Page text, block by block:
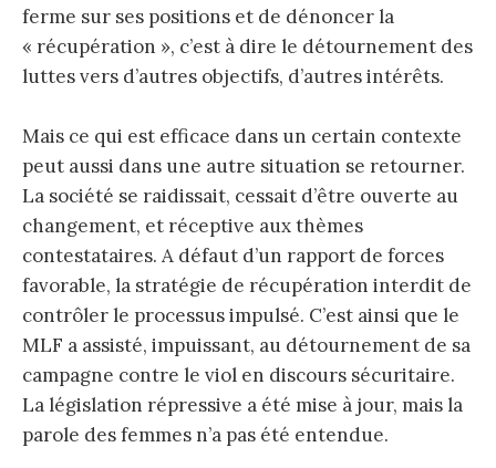
ferme sur ses positions et de dénoncer la
« récupération », c’est à dire le détournement des
luttes vers d’autres objectifs, d’autres intérêts.
Mais ce qui est efficace dans un certain contexte
peut aussi dans une autre situation se retourner.
La société se raidissait, cessait d’être ouverte au
changement, et réceptive aux thèmes
contestataires. A défaut d’un rapport de forces
favorable, la stratégie de récupération interdit de
contrôler le processus impulsé. C’est ainsi que le
MLF a assisté, impuissant, au détournement de sa
campagne contre le viol en discours sécuritaire.
La législation répressive a été mise à jour, mais la
parole des femmes n’a pas été entendue.